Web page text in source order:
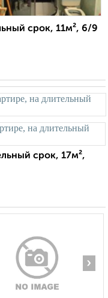
срок, 11м², 6/9
срок, 17м²,
›